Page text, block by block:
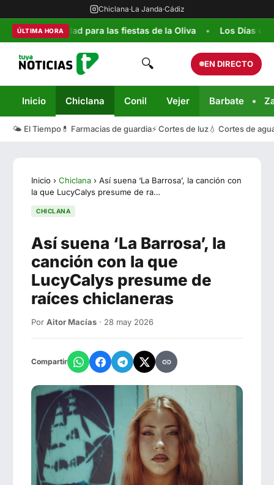
Chiclana·La Janda·Cádiz
ÚLTIMA HORA
seguridad para las fiestas de la Oliva Los Días de la
🔍 EN DIRECTO
Inicio Chiclana Conil Vejer Barbate
🌤️ El Tiempo 💊 Farmacias de guardia⚡ Cortes de luz💧 Cortes de
Inicio › Chiclana › Así suena ‘La Barrosa’, la canción con
la que LucyCalys presume de ra…
CHICLANA
Así suena ‘La Barrosa’, la
canción con la que
LucyCalys presume de
raíces chiclaneras
Por Aitor Macías · 28 may 2026
Compartir